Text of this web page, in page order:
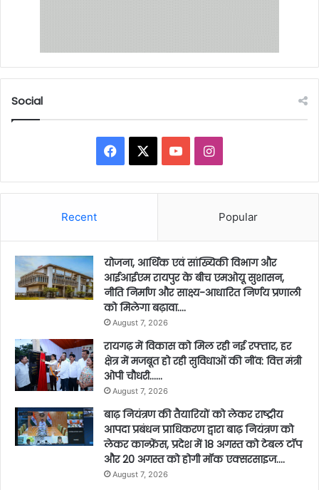
Social
Facebook YouTubeInstagram
Recent Popular
योजना, आर्थिक एवं सांख्यिकी विभाग और
आईआईएम रायपुर के बीच एमओयू सुशासन,
नीति निर्माण और साक्ष्य-आधारित निर्णय प्रणाली
को मिलेगा बढ़ावा….
August 7, 2026
रायगढ़ में विकास को मिल रही नई रफ्तार, हर
क्षेत्र में मजबूत हो रही सुविधाओं की नींव: वित्त मंत्री
ओपी चौधरी……
August 7, 2026
बाढ़ नियंत्रण की तैयारियों को लेकर राष्ट्रीय
आपदा प्रबंधन प्राधिकरण द्वारा बाढ़ नियंत्रण को
लेकर कान्फ्रेंस, प्रदेश में 18 अगस्त को टेबल टॉप
और 20 अगस्त को होगी मॉक एक्सरसाइज….
August 7, 2026